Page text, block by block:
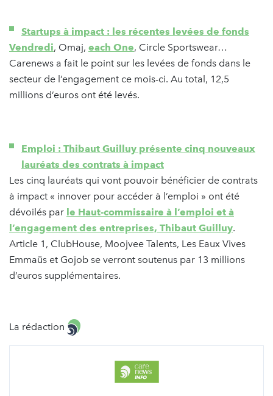
Startups à impact : les récentes levées de fonds
Vendredi, Omaj, each One, Circle Sportswear…
Carenews a fait le point sur les levées de fonds dans le
secteur de l’engagement ce mois-ci. Au total, 12,5
millions d’euros ont été levés.
Emploi : Thibaut Guilluy présente cinq nouveaux
lauréats des contrats à impact
Les cinq lauréats qui vont pouvoir bénéficier de contrats
à impact « innover pour accéder à l’emploi » ont été
dévoilés par le Haut-commissaire à l’emploi et à
l’engagement des entreprises, Thibaut Guilluy.
Article 1, ClubHouse, Moojvee Talents, Les Eaux Vives
Emmaüs et Gojob se verront soutenus par 13 millions
d’euros supplémentaires.
La rédaction